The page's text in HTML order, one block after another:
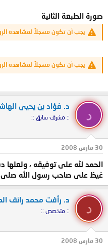
صورة الطبعة الثانية
يجب أن تكون مسجلاً لمشاهدة
يجب أن تكون مسجلاً لمشاهدة
د
د. فؤاد بن يحيى
:: مشرف سابق ::
30 مارس 2008
الحمد لله على توفيقه ،
غيظ على صاحب رسول الله صلى
د
د. رأفت محمد رائف
:: متخصص ::
30 مارس 2008